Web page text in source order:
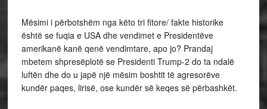
Mësimi i përbotshëm nga këto tri fitore/ fakte historike
është se fuqia e USA dhe vendimet e Presidentëve
amerikanë kanë qenë vendimtare, apo jo? Prandaj
mbetem shpresëplotë se Presidenti Trump-2 do ta ndalë
luftën dhe do u japë një mësim boshtit të agresorëve
kundër paqes, lirisë, ose kundër së keqes së përbashkët.